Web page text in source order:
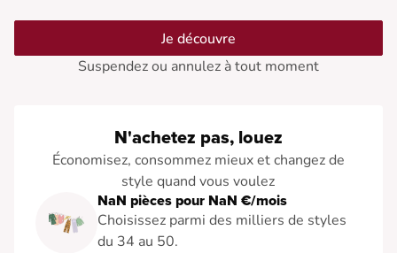
Je découvre
Suspendez ou annulez à tout moment
N'achetez pas, louez
Économisez, consommez mieux et changez de
style quand vous voulez
NaN pièces pour NaN €/mois
Choisissez parmi des milliers de styles
du 34 au 50.